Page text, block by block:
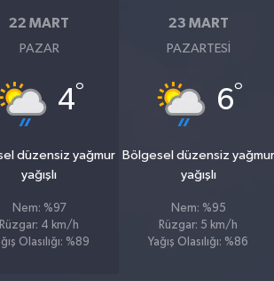
22 MART
PAZAR
4°
düzensiz yağmur
yağışlı
Nem: %97
Rüzgar: 4 km/h
Olasılığı: %89
23 MART
PAZARTESI
6°
Bölgesel düzensiz yağmur
yağışlı
Nem: %95
Rüzgar: 5 km/h
Yağış Olasılığı: %86